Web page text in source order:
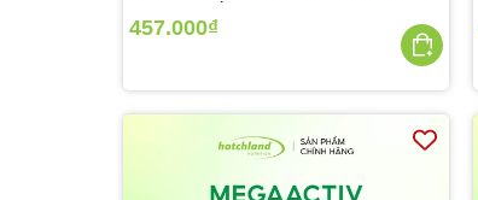
457.000₫